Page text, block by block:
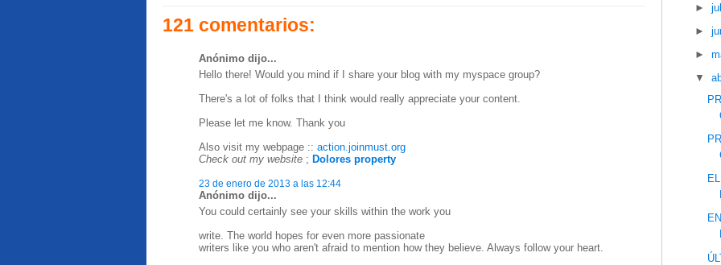
121 comentarios:
Anónimo dijo...
Hello there! Would you mind if I share your blog with my myspace group?
There's a lot of folks that I think would really appreciate your content.
Please let me know. Thank you
Also visit my webpage :: action.joinmust.org
Check out my website ; Dolores property
23 de enero de 2013 a las 12:44
Anónimo dijo...
You could certainly see your skills within the work you
write. The world hopes for even more passionate
writers like you who aren't afraid to mention how they believe. Always follow your heart.
►
►
►
▼